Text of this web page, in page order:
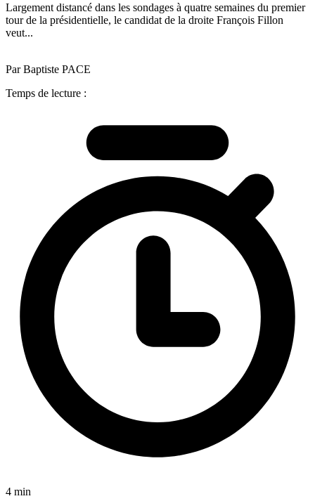
Largement distancé dans les sondages à quatre semaines du premier
tour de la présidentielle, le candidat de la droite François Fillon
veut...
Par Baptiste PACE
Temps de lecture :
4 min